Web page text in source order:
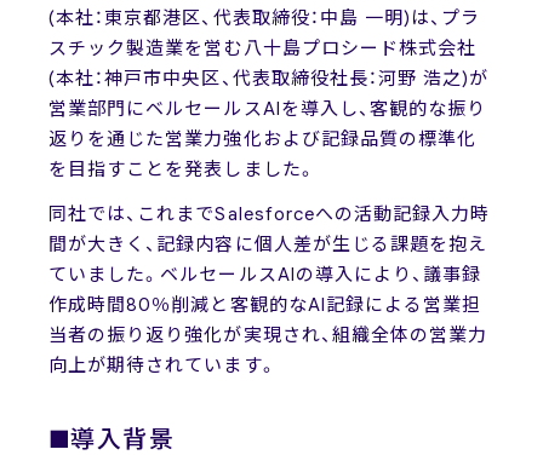
(本社：東京都港区、代表取締役：中島 一明)は、プラ
スチック製造業を営む八十島プロシード株式会社
(本社：神戸市中央区、代表取締役社長：河野 浩之)が
営業部門にベルセールスAIを導入し、客観的な振り
返りを通じた営業力強化および記録品質の標準化
を目指すことを発表しました。
同社では、これまでSalesforceへの活動記録入力時
間が大きく、記録内容に個人差が生じる課題を抱え
ていました。ベルセールスAIの導入により、議事録
作成時間80％削減と客観的なAI記録による営業担
当者の振り返り強化が実現され、組織全体の営業力
向上が期待されています。
■導入背景